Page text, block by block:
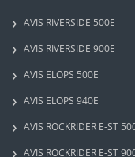
AVIS RIVERSIDE 500E
AVIS RIVERSIDE 900E
AVIS ELOPS 500E
AVIS ELOPS 940E
AVIS ROCKRIDER E-ST
AVIS ROCKRIDER E-ST